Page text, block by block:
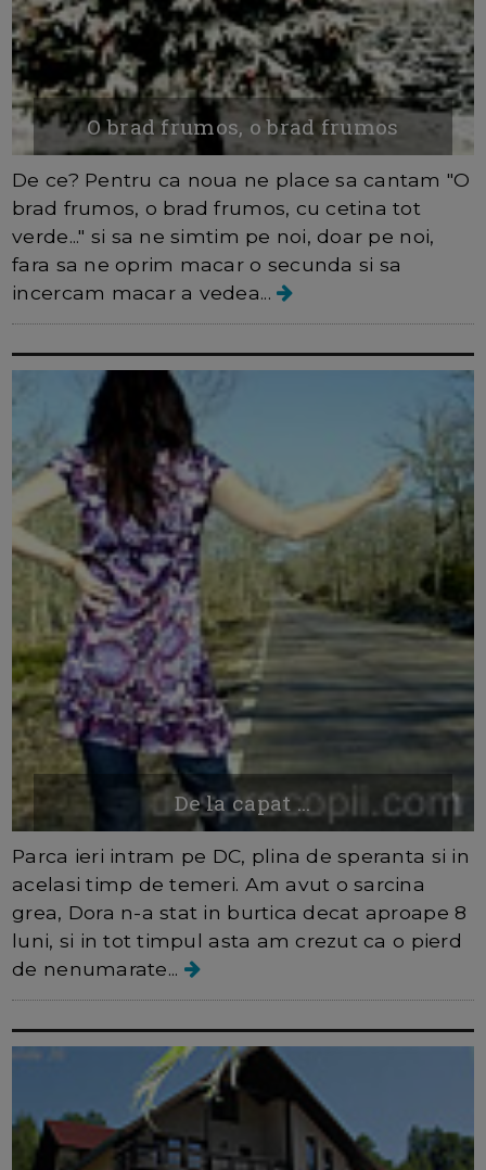
O brad frumos, o brad frumos
De ce? Pentru ca noua ne place sa cantam "O
brad frumos, o brad frumos, cu cetina tot
verde..." si sa ne simtim pe noi, doar pe noi,
fara sa ne oprim macar o secunda si sa
incercam macar a vedea...
De la capat ...
Parca ieri intram pe DC, plina de speranta si in
acelasi timp de temeri. Am avut o sarcina
grea, Dora n-a stat in burtica decat aproape 8
luni, si in tot timpul asta am crezut ca o pierd
de nenumarate...